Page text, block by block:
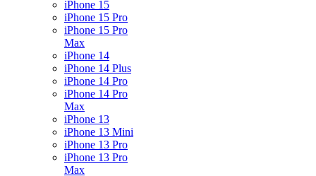
iPhone 15
iPhone 15 Pro
iPhone 15 Pro
Max
iPhone 14
iPhone 14 Plus
iPhone 14 Pro
iPhone 14 Pro
Max
iPhone 13
iPhone 13 Mini
iPhone 13 Pro
iPhone 13 Pro
Max